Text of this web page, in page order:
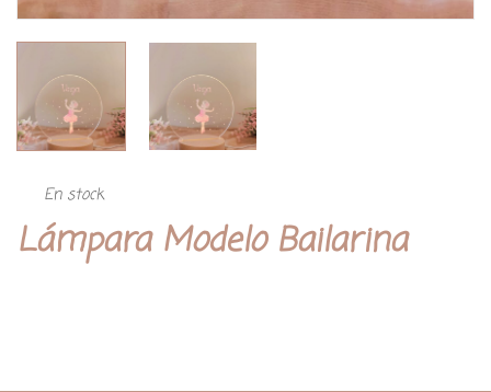
En stock
Lámpara Modelo Bailarina